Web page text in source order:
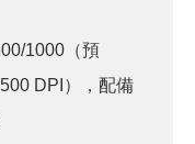
1000（預
DPI），配備